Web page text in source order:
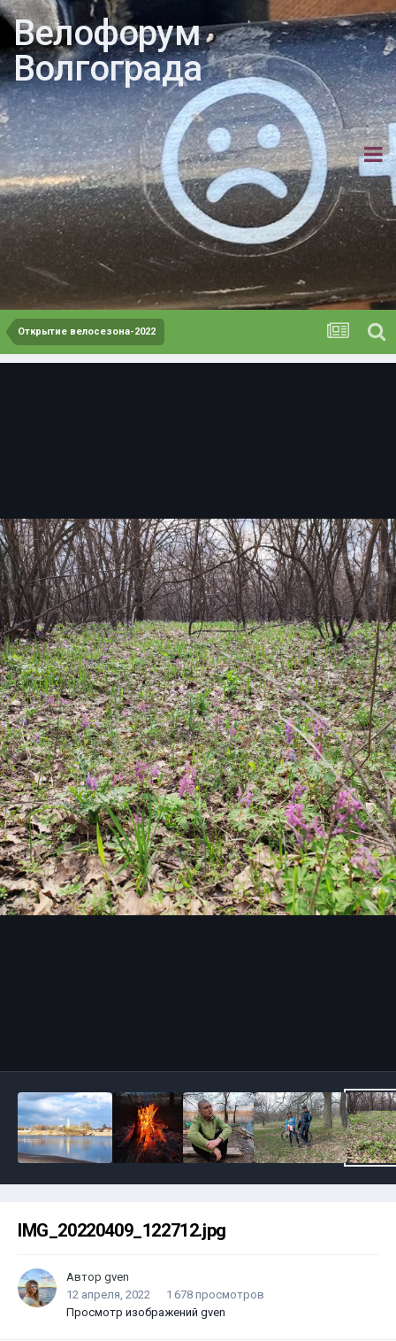
Велофорум
Волгограда
Открытие велосезона-2022
IMG_20220409_122712.jpg
Автор gven
12 апреля, 2022
1 678 просмотров
Просмотр изображений gven